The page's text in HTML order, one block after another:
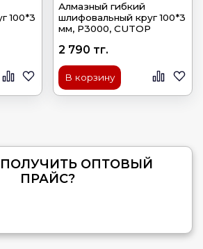
100*3
Алмазный гибкий
шлифовальный круг 100*3
мм, Р3000, CUTOP
2 790 тг.
В корзину
ПОЛУЧИТЬ ОПТОВЫЙ
ПРАЙС?